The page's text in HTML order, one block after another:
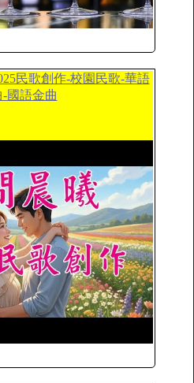
民歌創作-校園民歌-華語
-國語金曲